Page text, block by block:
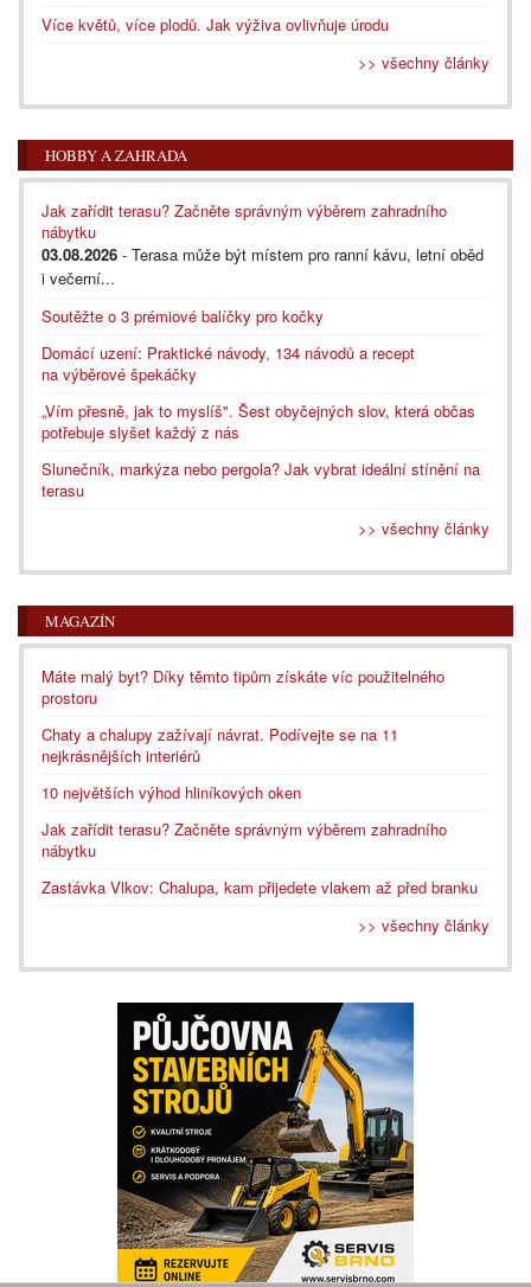
Více květů, více plodů. Jak výživa ovlivňuje úrodu
>> všechny články
HOBBY A ZAHRADA
Jak zařídit terasu? Začněte správným výběrem zahradního
nábytku
03.08.2026 - Terasa může být místem pro ranní kávu, letní oběd
i večerní...
Soutěžte o 3 prémiové balíčky pro kočky
Domácí uzení: Praktické návody, 134 návodů a recept
na výběrové špekáčky
„Vím přesně, jak to myslíš". Šest obyčejných slov, která občas
potřebuje slyšet každý z nás
Slunečník, markýza nebo pergola? Jak vybrat ideální stínění na
terasu
>> všechny články
MAGAZÍN
Máte malý byt? Díky těmto tipům získáte víc použitelného
prostoru
Chaty a chalupy zažívají návrat. Podívejte se na 11
nejkrásnějších interiérů
10 největších výhod hliníkových oken
Jak zařídit terasu? Začněte správným výběrem zahradního
nábytku
Zastávka Vlkov: Chalupa, kam přijedete vlakem až před branku
>> všechny články